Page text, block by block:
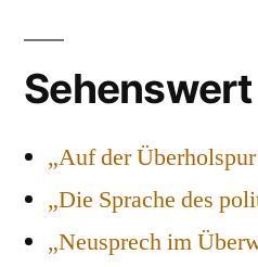
Sehenswert
„Auf der
„Die Sprache des
„Neusprech im